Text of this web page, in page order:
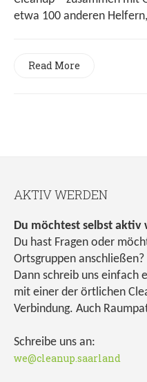
etwa 100 anderen
Read More
AKTIV WERDEN
Du möchtest selbst aktiv
Du hast Fragen oder
Ortsgruppen anschließen?
Dann schreib uns einfach
mit einer der örtlichen
Verbindung. Auch
Schreibe uns an:
we@cleanup.saarland